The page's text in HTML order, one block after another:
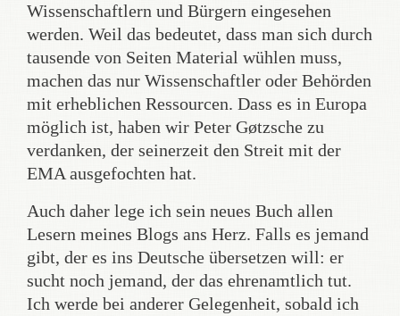
Wissenschaftlern und Bürgern eingesehen
werden. Weil das bedeutet, dass man sich durch
tausende von Seiten Material wühlen muss,
machen das nur Wissenschaftler oder Behörden
mit erheblichen Ressourcen. Dass es in Europa
möglich ist, haben wir Peter Gøtzsche zu
verdanken, der seinerzeit den Streit mit der
EMA ausgefochten hat.
Auch daher lege ich sein neues Buch allen
Lesern meines Blogs ans Herz. Falls es jemand
gibt, der es ins Deutsche übersetzen will: er
sucht noch jemand, der das ehrenamtlich tut.
Ich werde bei anderer Gelegenheit, sobald ich